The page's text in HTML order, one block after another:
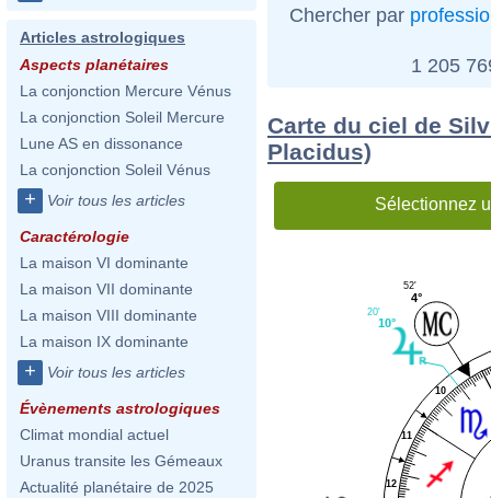
Articles astrologiques
Aspects planétaires
La conjonction Mercure Vénus
La conjonction Soleil Mercure
Lune AS en dissonance
La conjonction Soleil Vénus
+ Voir tous les articles
Caractérologie
La maison VI dominante
La maison VII dominante
La maison VIII dominante
La maison IX dominante
+ Voir tous les articles
Évènements astrologiques
Climat mondial actuel
Uranus transite les Gémeaux
Actualité planétaire de 2025
Chercher par
1 205
Carte du ciel de
Placidus)
Sélectionnez
10
11
12
4°
52'
10°
20'